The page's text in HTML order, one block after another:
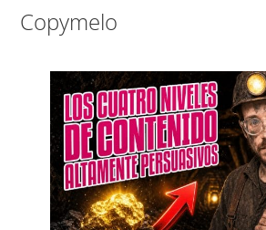
Saltar
navegación
principal
Saltar
contenido
principal
Saltar
principal
Copymelo